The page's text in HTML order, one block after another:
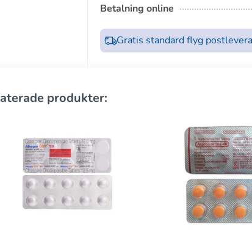
Betalning online
Gratis standard flyg
produkter: